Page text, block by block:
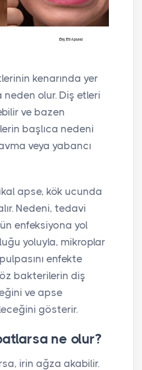
kenarında yer
olur. Diş etleri
ve bazen
başlıca nedeni
veya yabancı
apse, kök ucunda
Nedeni, tedavi
enfeksiyona yol
yoluyla, mikroplar
enfekte
bakterilerin diş
ve apse
gösterir.
ne olur?
irin ağza akabilir.